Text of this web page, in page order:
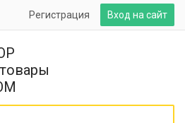
Вход на сайт
Регистрация